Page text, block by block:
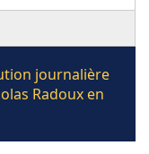
journalière
Radoux en